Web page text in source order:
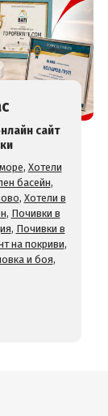
сайт
, Хотели
басейн,
, Хотели в
, Почивки в
, Почивки в
на покриви,
и боя,